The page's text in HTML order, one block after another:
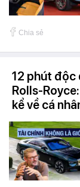
Chia sẻ
12 phút độc
Rolls-
kể về cá